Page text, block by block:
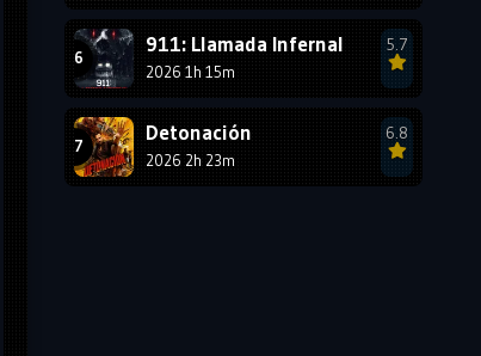
911: Llamada Infernal
2026 1h 15m
5.7
Detonación
2026 2h 23m
6.8